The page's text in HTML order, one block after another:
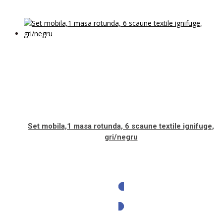
Set mobila,1 masa rotunda, 6 scaune textile ignifuge,
gri/negru